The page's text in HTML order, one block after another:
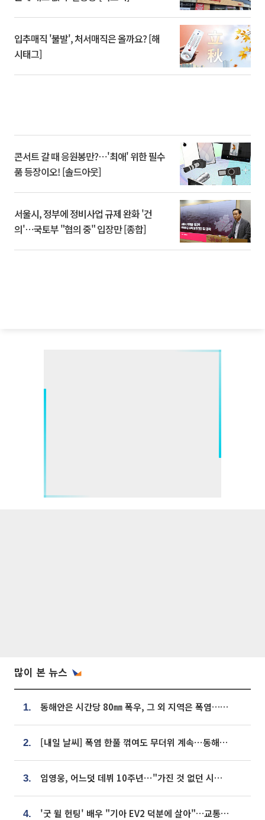
입추매직 '불발', 처서매직은 올까요? [해
시태그]
콘서트 갈 때 응원봉만?⋯'최애' 위한 필수
품 등장이오! [솔드아웃]
서울시, 정부에 정비사업 규제 완화 '건
의'⋯국토부 "협의 중" 입장만 [종합]
많이 본 뉴스
1. 동해안은 시간당 80㎜ 폭우, 그 외 지역은 폭염…‘극과 극 날씨’
2. [내일 날씨] 폭염 한풀 꺾여도 무더위 계속⋯동해안 이틀 연속 비
3. 임영웅, 어느덧 데뷔 10주년⋯"가진 것 없던 시절, 내 앞엔 20명의 팬뿐"
4. '굿 윌 헌팅' 배우 "기아 EV2 덕분에 살아"…교통사고 후 안전성 극찬